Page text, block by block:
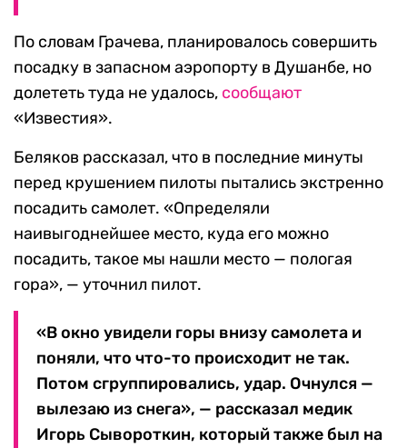
По словам Грачева, планировалось совершить
посадку в запасном аэропорту в Душанбе, но
долететь туда не удалось, сообщают
«Известия».
Беляков рассказал, что в последние минуты
перед крушением пилоты пытались экстренно
посадить самолет. «Определяли
наивыгоднейшее место, куда его можно
посадить, такое мы нашли место — пологая
гора», — уточнил пилот.
«В окно увидели горы внизу самолета и
поняли, что что-то происходит не так.
Потом сгруппировались, удар. Очнулся —
вылезаю из снега», — рассказал медик
Игорь Сывороткин, который также был на